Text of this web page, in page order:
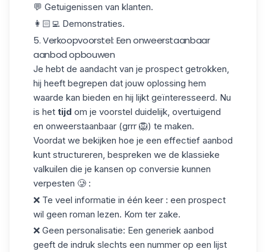
💬 Getuigenissen van klanten.
👩🏻‍💻 Demonstraties.
5. Verkoopvoorstel: Een onweerstaanbaar
aanbod opbouwen
Je hebt de aandacht van je prospect getrokken,
hij heeft begrepen dat jouw oplossing hem
waarde kan bieden en hij lijkt geïnteresseerd. Nu
is het tijd om je voorstel duidelijk, overtuigend
en onweerstaanbaar (grrr 🦁) te maken.
Voordat we bekijken hoe je een effectief aanbod
kunt structureren, bespreken we de klassieke
valkuilen die je kansen op conversie kunnen
verpesten 🥲 :
❌ Te veel informatie in één keer : een prospect
wil geen roman lezen. Kom ter zake.
❌ Geen personalisatie: Een generiek aanbod
geeft de indruk slechts een nummer op een lijst